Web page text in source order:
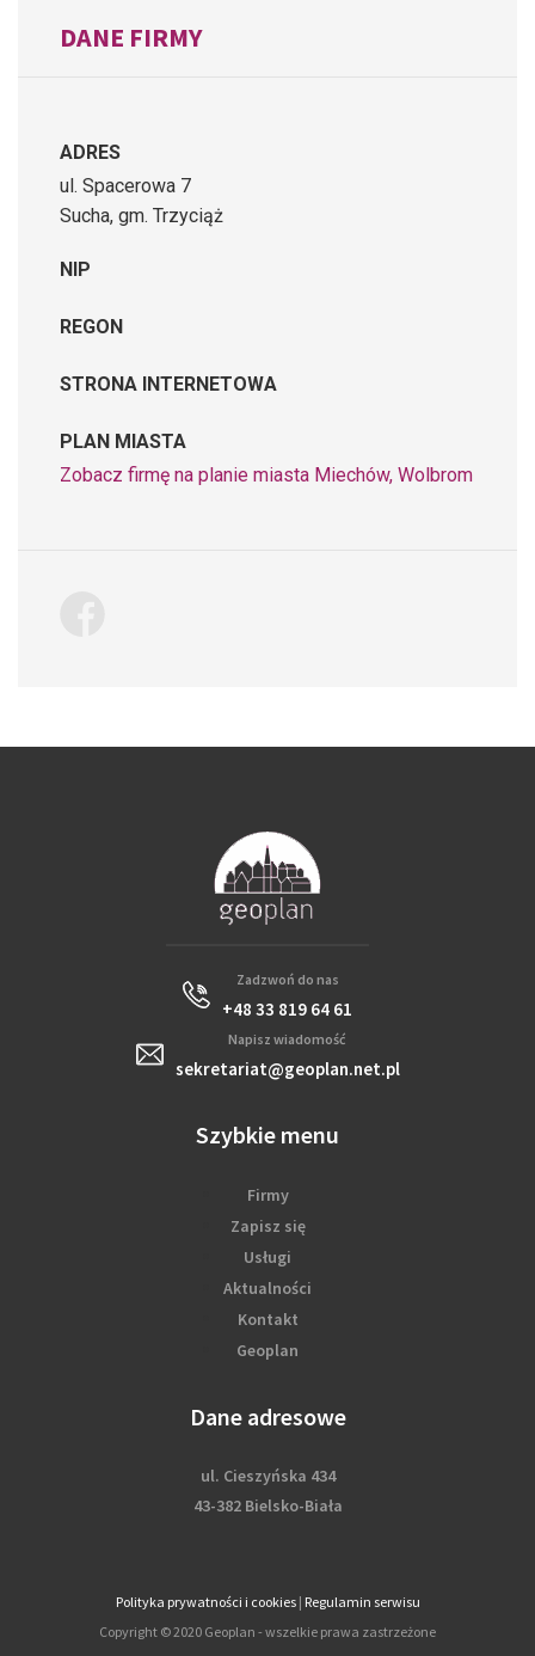
DANE FIRMY
ADRES
ul. Spacerowa 7
Sucha, gm. Trzyciąż
NIP
REGON
STRONA INTERNETOWA
PLAN MIASTA
Zobacz firmę na planie miasta Miechów, Wolbrom
Zadzwoń do nas
+48 33 819 64 61
Napisz wiadomość
sekretariat@geoplan.net.pl
Szybkie menu
Firmy
Zapisz się
Usługi
Aktualności
Kontakt
Geoplan
Dane adresowe
ul. Cieszyńska 434
43-382 Bielsko-Biała
Polityka prywatności i cookies| Regulamin serwisu
Copyright © 2020 Geoplan - wszelkie prawa zastrzeżone